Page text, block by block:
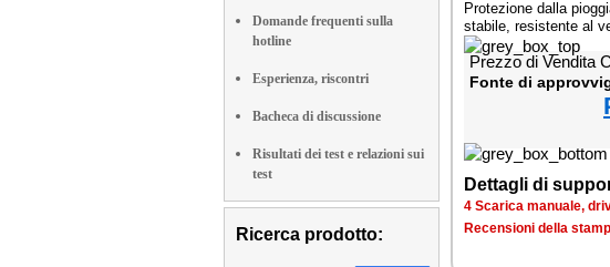
Domande frequenti sulla
hotline
Esperienza, riscontri
Bacheca di discussione
Risultati dei test e relazioni sui
test
Ricerca prodotto:
Protezione dalla
stabile, resistente al
Prezzo di Vendita
Fonte di
Dettagli di
4 Scarica manuale,
Recensioni della